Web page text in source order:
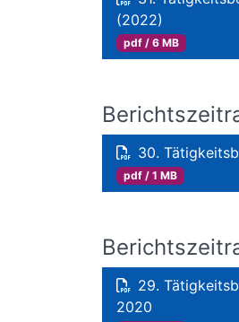
(2022)
pdf / 6 MB
30.
pdf / 1 MB
29.
2020